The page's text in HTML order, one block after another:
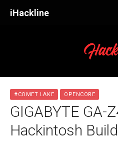
iHackline
#COMET LAKE OPENCORE
GIGABYTE GA-
Hackintosh